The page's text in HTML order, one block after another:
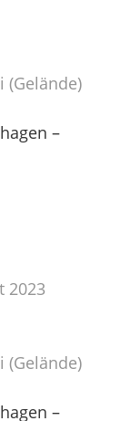
(Gelände)
–
2023
(Gelände)
–